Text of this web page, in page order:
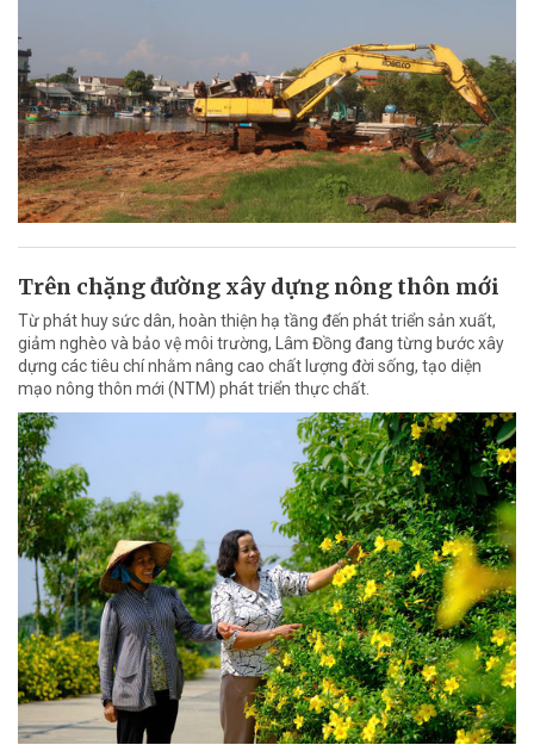
Trên chặng đường xây dựng nông thôn mới
Từ phát huy sức dân, hoàn thiện hạ tầng đến phát triển sản xuất,
giảm nghèo và bảo vệ môi trường, Lâm Đồng đang từng bước xây
dựng các tiêu chí nhằm nâng cao chất lượng đời sống, tạo diện
mạo nông thôn mới (NTM) phát triển thực chất.